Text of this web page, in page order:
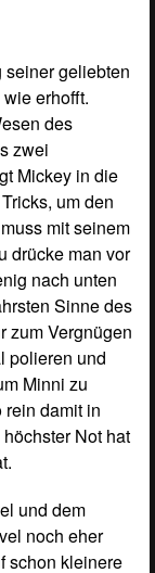
seiner geliebten
erhofft.
des
zwei
Mickey in die
um den
mit seinem
drücke man vor
nach unten
Sinne des
zum Vergnügen
polieren und
Minni zu
rein damit in
Not hat
und dem
noch eher
schon kleinere